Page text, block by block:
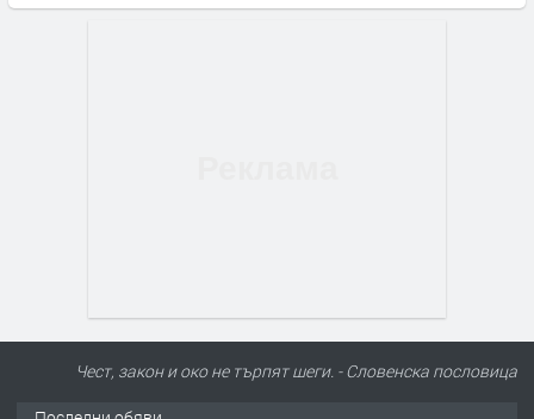
Чест, закон и око не търпят шеги. - Словенскa пословица